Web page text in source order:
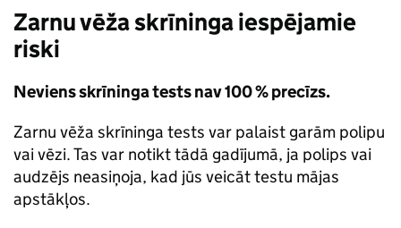
Zarnu vēža skrīninga iespējamie
riski
Neviens skrīninga tests nav 100 % precīzs.
Zarnu vēža skrīninga tests var palaist garām polipu
vai vēzi. Tas var notikt tādā gadījumā, ja polips vai
audzējs neasiņoja, kad jūs veicāt testu mājas
apstākļos.